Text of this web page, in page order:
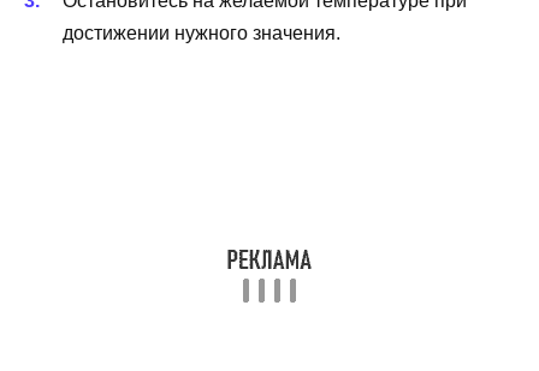
достижении нужного значения.